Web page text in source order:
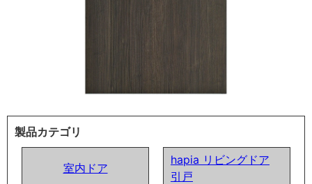
製品カテゴリ
室内ドア
hapia リビングドア
引戸